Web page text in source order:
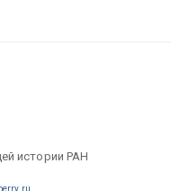
истории РАН